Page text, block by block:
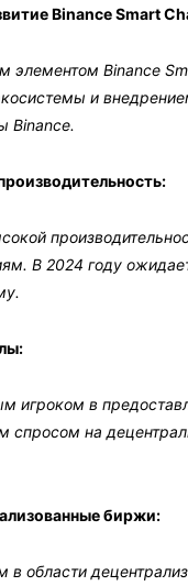
Binance Smart
элементом Binance
и
Binance.
В 2024 году
игроком в
на
биржи:
в области